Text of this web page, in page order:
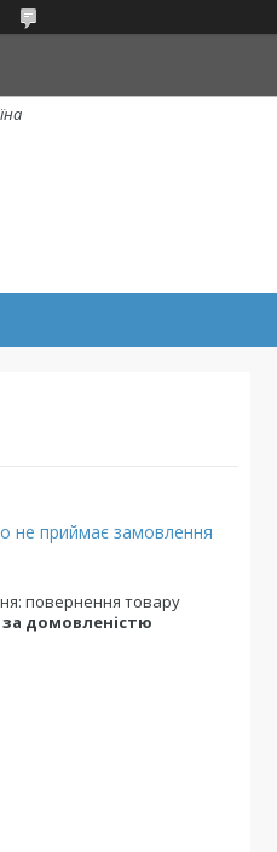
не приймає замовлення
повернення товару
за домовленістю